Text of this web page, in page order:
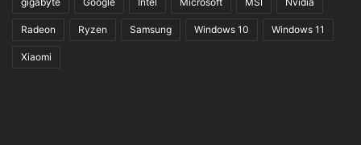
Radeon Ryzen Samsung Windows 10 Windows 11
Xiaomi